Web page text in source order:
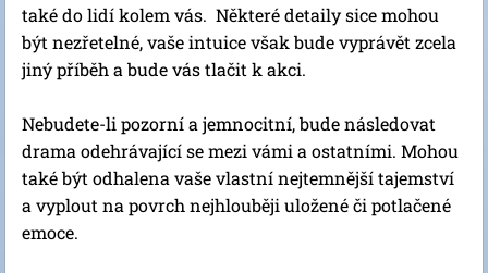
také do lidí kolem vás. Některé detaily sice mohou
být nezřetelné, vaše intuice však bude vyprávět zcela
jiný příběh a bude vás tlačit k akci.
Nebudete-li pozorní a jemnocitní, bude následovat
drama odehrávající se mezi vámi a ostatními. Mohou
také být odhalena vaše vlastní nejtemnější tajemství
a vyplout na povrch nejhlouběji uložené či potlačené
emoce.